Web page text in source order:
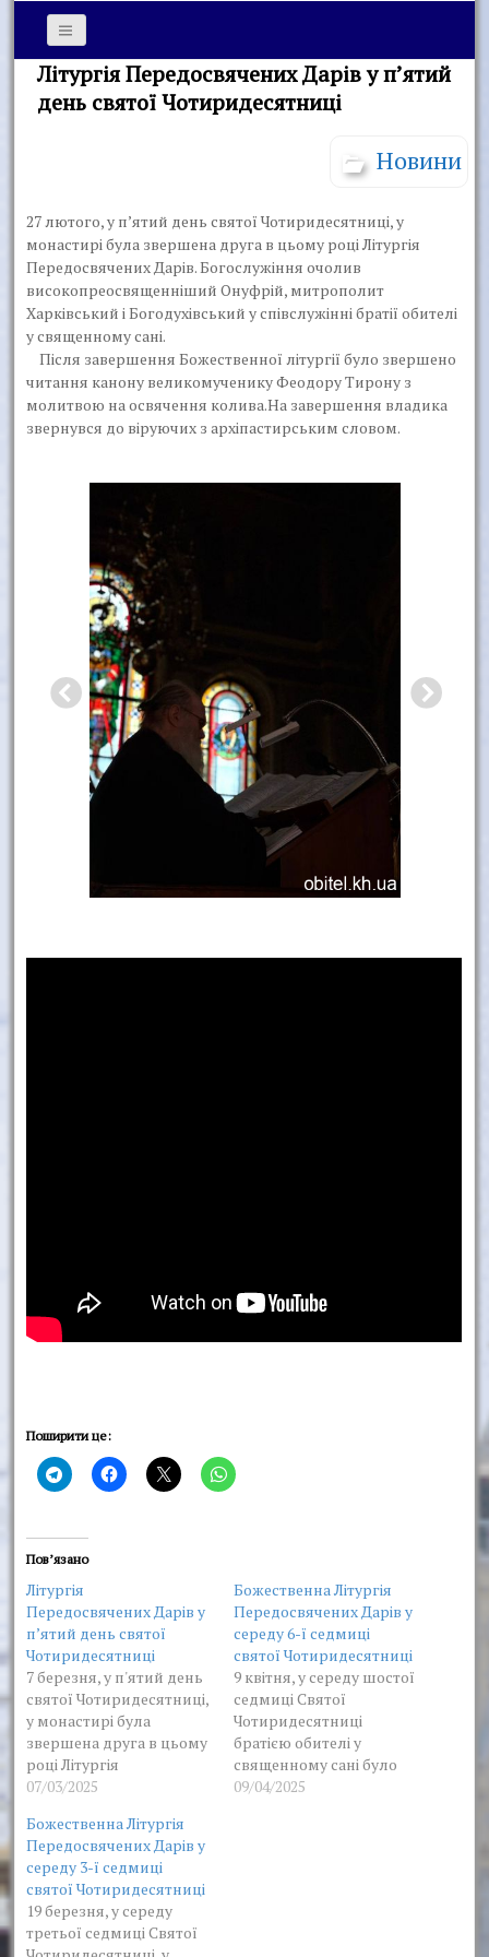
Літургія Передосвячених Дарів у п’ятий
день святої Чотиридесятниці
Новини
27 лютого, у п’ятий день святої Чотиридесятниці, у
монастирі була звершена друга в цьому році Літургія
Передосвячених Дарів. Богослужіння очолив
високопреосвященніший Онуфрій, митрополит
Харківський і Богодухівський у співслужінні братії обителі
у священному сані.
Після завершення Божественної літургії було звершено
читання канону великомученику Феодору Тирону з
молитвою на освячення колива.На завершення владика
звернувся до віруючих з архіпастирським словом.
Поширити це:
Пов’язано
Літургія
Передосвячених Дарів у
п’ятий день святої
Чотиридесятниці
7 березня, у п'ятий день
святої Чотиридесятниці,
у монастирі була
звершена друга в цьому
році Літургія
Передосвячених Дарів.
високопреосвященніши
й Онуфрій, митрополит
Харківський і
Богодухівський у
співслужінні братії
обителі у священному
07/03/2025
Божественна Літургія
Передосвячених Дарів у
середу 6-ї седмиці
святої Чотиридесятниці
9 квітня, у середу шостої
седмиці Святої
Чотиридесятниці
братією обителі у
священному сані було
звершено Божественну
09/04/2025
Божественна Літургія
Передосвячених Дарів у
середу 3-ї седмиці
святої Чотиридесятниці
19 березня, у середу
третьої седмиці Святої